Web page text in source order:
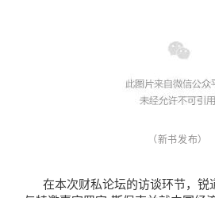
（新书发布）
在本次财私论坛的访谈环节，锐